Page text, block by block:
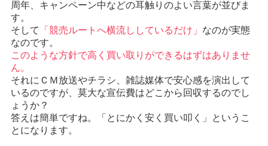
周年、キャンペーン中などの耳触りのよい言葉が並びま
す。
そして
「競売ルートへ横流ししているだけ」 なのが実態
なのです。
このような方針で高く買い取りができるはずはありませ
ん。
それにＣＭ放送やチラシ、雑誌媒体で安心感を演出して
いるのですが、莫大な宣伝費はどこから回収するのでし
ょうか？
答えは簡単ですね。「とにかく安く買い叩く」というこ
とになります。